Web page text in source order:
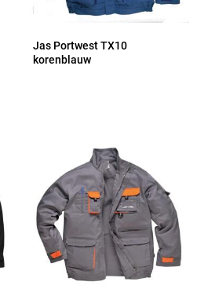
Jas Portwest TX10
korenblauw